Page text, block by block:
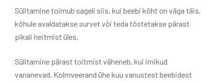
Sülitamine toimub sageli siis, kui beebi kõht on väga täis,
kõhule avaldatakse survet või teda tõstetakse pärast
pikali heitmist üles.
Sülitamine pärast toitmist väheneb, kui imikud
vananevad. Kolmveerand ühe kuu vanustest beebidest